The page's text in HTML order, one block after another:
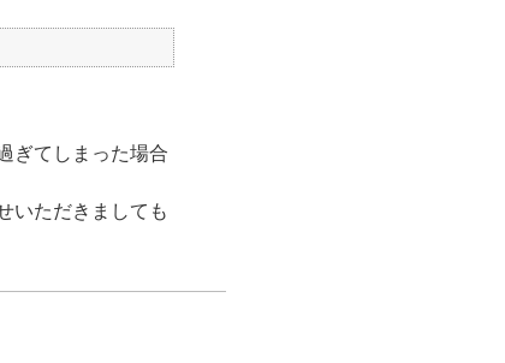
ぎてしまった場合
いただきましても